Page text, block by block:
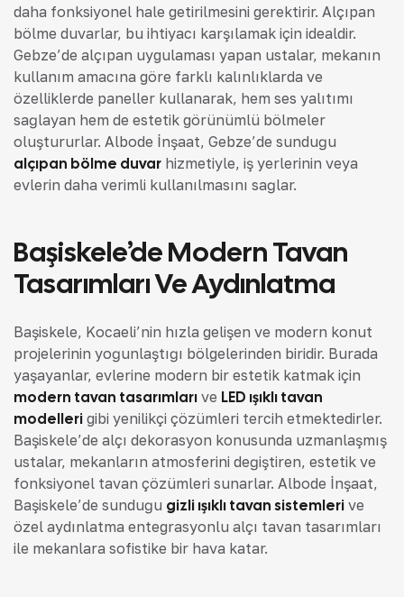
daha fonksiyonel hale getirilmesini gerektirir. Alçıpan
bölme duvarlar, bu ihtiyacı karşılamak için idealdir.
Gebze’de alçıpan uygulaması yapan ustalar, mekanın
kullanım amacına göre farklı kalınlıklarda ve
özelliklerde paneller kullanarak, hem ses yalıtımı
sağlayan hem de estetik görünümlü bölmeler
oluştururlar. Albode İnşaat, Gebze’de sunduğu
alçıpan bölme duvar hizmetiyle, iş yerlerinin veya
evlerin daha verimli kullanılmasını sağlar.
Başiskele’de Modern Tavan
Tasarımları Ve Aydınlatma
Başiskele, Kocaeli’nin hızla gelişen ve modern konut
projelerinin yoğunlaştığı bölgelerinden biridir. Burada
yaşayanlar, evlerine modern bir estetik katmak için
modern tavan tasarımları ve LED ışıklı tavan
modelleri gibi yenilikçi çözümleri tercih etmektedirler.
Başiskele’de alçı dekorasyon konusunda uzmanlaşmış
ustalar, mekanların atmosferini değiştiren, estetik ve
fonksiyonel tavan çözümleri sunarlar. Albode İnşaat,
Başiskele’de sunduğu gizli ışıklı tavan sistemleri ve
özel aydınlatma entegrasyonlu alçı tavan tasarımları
ile mekanlara sofistike bir hava katar.